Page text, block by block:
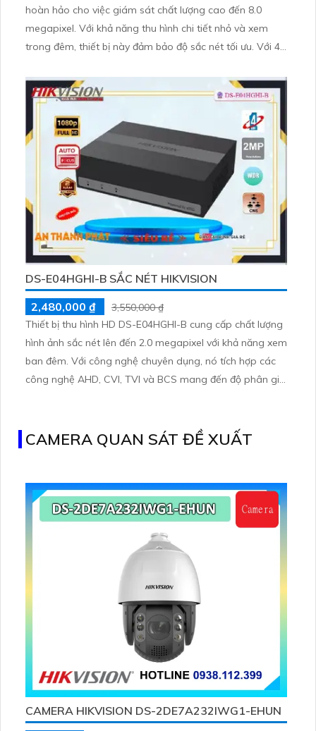
hoàn hảo cho việc giám sát chất lượng cao đến 8.0
megapixel. Với khả năng thu hình chi tiết nhỏ và xem
trong đêm, thiết bị này đảm bảo độ sắc nét tối ưu. Với 4
ảnh không bị giảm
DS-E04HGHI-B SẮC NÉT HIKVISION
2,480,000 ₫
3,550,000 ₫
Thiết bị thu hình HD DS-E04HGHI-B cung cấp chất lượng
hình ảnh sắc nét lên đến 2.0 megapixel với khả năng xem
ban đêm. Với công nghệ chuyên dụng, nó tích hợp các
công nghệ AHD, CVI, TVI và BCS mang đến độ phân giải
CAMERA QUAN SÁT ĐỀ XUẤT
CAMERA HIKVISION DS-2DE7A232IWG1-EHUN